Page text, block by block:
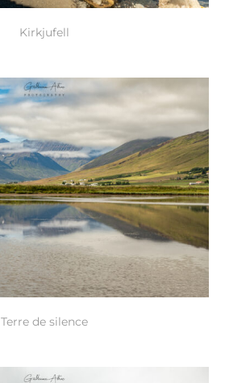
Kirkjufell
Terre de silence